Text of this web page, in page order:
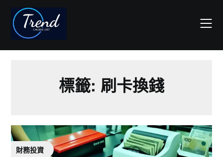
content
標籤: 刷卡換錢
財務投資